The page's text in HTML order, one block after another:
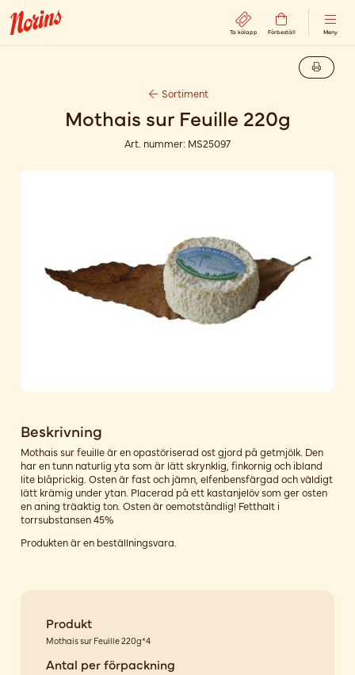
Ta kölapp Förbeställ Meny
Sortiment
Mothais sur Feuille 220g
Art. nummer: MS25097
Beskrivning
Mothais sur feuille är en opastöriserad ost gjord på getmjölk. Den
har en tunn naturlig yta som är lätt skrynklig, finkornig och ibland
lite blåprickig. Osten är fast och jämn, elfenbensfärgad och väldigt
lätt krämig under ytan. Placerad på ett kastanjelöv som ger osten
en aning träaktig ton. Osten är oemotståndlig! Fetthalt i
torrsubstansen 45%
Produkten är en beställningsvara.
Produkt
Mothais sur Feuille 220g*4
Antal per förpackning